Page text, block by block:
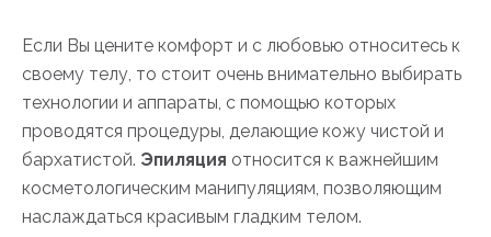
Если Вы цените комфорт и с любовью относитесь к
своему телу, то стоит очень внимательно выбирать
технологии и аппараты, с помощью которых
проводятся процедуры, делающие кожу чистой и
бархатистой. Эпиляция относится к важнейшим
косметологическим манипуляциям, позволяющим
наслаждаться красивым гладким телом.